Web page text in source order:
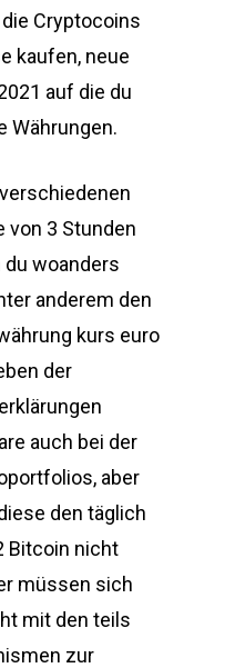
Cryptocoins
kaufen, neue
auf die du
Währungen.
von 3 Stunden
du woanders
anderem den
kurs euro
der
auch bei der
aber
den täglich
Bitcoin nicht
müssen sich
mit den teils
zur